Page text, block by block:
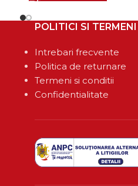
POLITICI SI TERMENI
Intrebari frecvente
Politica de returnare
Termeni si conditii
Confidentialitate